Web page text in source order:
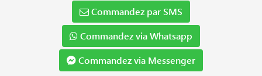
Commandez par SMS
Commandez via Whatsapp
Commandez via Messenger